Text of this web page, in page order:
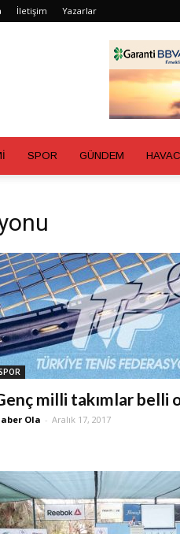
İletişim Yazarlar
SPOR GÜNDEM
milli takımlar belli
Ola - Aralık 17, 2017